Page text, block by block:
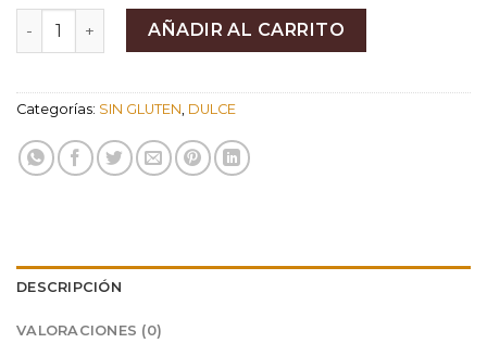
Galletas de Vainilla cantidadAÑADIR AL CARRITO
Categorías: SIN GLUTEN, DULCE
DESCRIPCIÓN
VALORACIONES (0)